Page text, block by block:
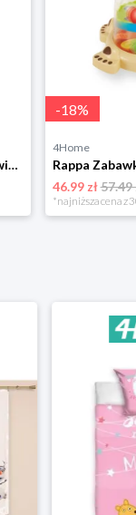
Rappa Pluszowa żyrafa ze światłem i dźwiękami
-18%
4Home
46.99 zł57.49
*najniższa cena z